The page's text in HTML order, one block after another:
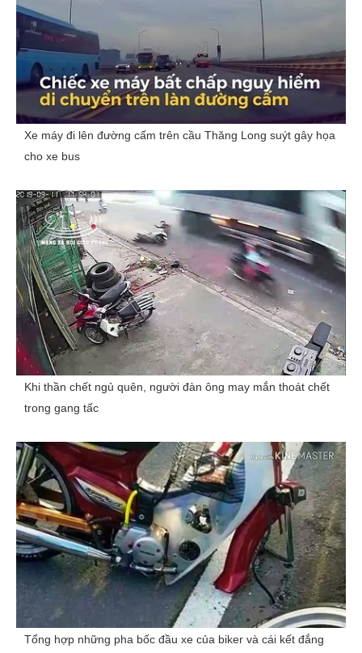
Xe máy đi lên đường cấm trên cầu Thăng Long suýt gây họa
cho xe bus
Khi thần chết ngủ quên, người đàn ông may mắn thoát chết
trong gang tấc
Tổng hợp những pha bốc đầu xe của biker và cái kết đắng